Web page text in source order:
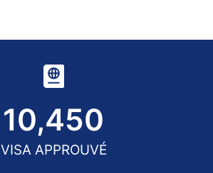
VISA APPROUVÉ
10,450